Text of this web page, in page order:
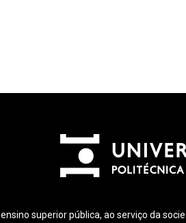
superior pública, ao serviço da